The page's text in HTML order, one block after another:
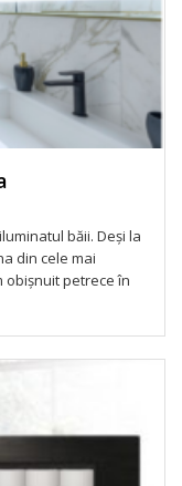
băii. Deși la
din cele mai
obișnuit petrece în